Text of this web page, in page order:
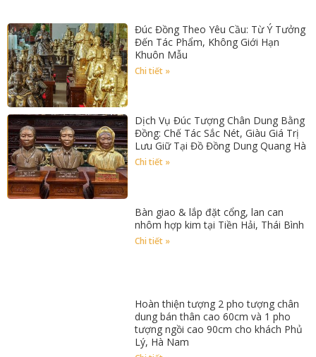
Đúc Đồng Theo Yêu Cầu: Từ Ý Tưởng
Đến Tác Phẩm, Không Giới Hạn
Khuôn Mẫu
Chi tiết »
Dịch Vụ Đúc Tượng Chân Dung Bằng
Đồng: Chế Tác Sắc Nét, Giàu Giá Trị
Lưu Giữ Tại Đồ Đồng Dung Quang Hà
Chi tiết »
Bàn giao & lắp đặt cổng, lan can
nhôm hợp kim tại Tiền Hải, Thái Bình
Chi tiết »
Hoàn thiện tượng 2 pho tượng chân
dung bán thân cao 60cm và 1 pho
tượng ngồi cao 90cm cho khách Phủ
Lý, Hà Nam